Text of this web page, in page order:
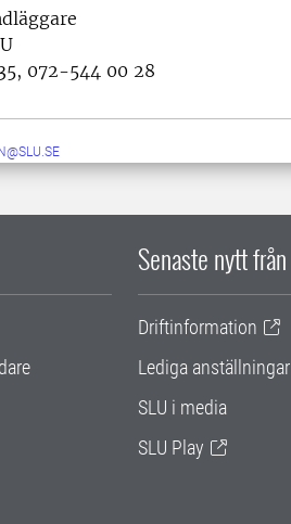
072-544 00 28
Senaste nytt från
Driftinformation
Lediga anställningar
SLU i media
SLU Play